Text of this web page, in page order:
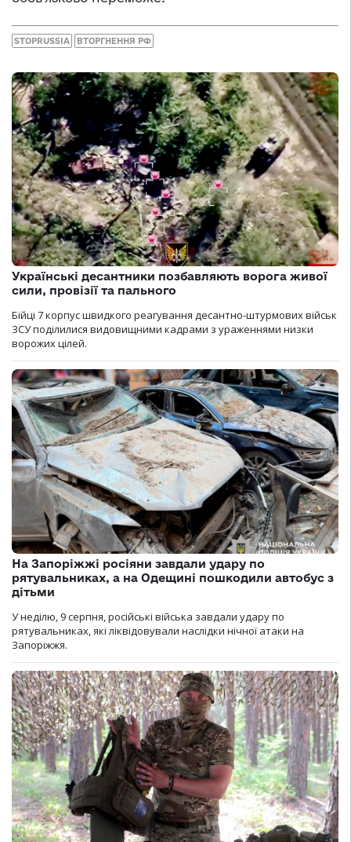
STOPRUSSIA ВТОРГНЕННЯ РФ
Українські десантники позбавляють ворога живої
сили, провізії та пального
Бійці 7 корпус швидкого реагування десантно-штурмових військ
ЗСУ поділилися видовищними кадрами з ураженнями низки
ворожих цілей.
На Запоріжжі росіяни завдали удару по
рятувальниках, а на Одещині пошкодили автобус з
дітьми
У неділю, 9 серпня, російські війська завдали удару по
рятувальниках, які ліквідовували наслідки нічної атаки на
Запоріжжя.